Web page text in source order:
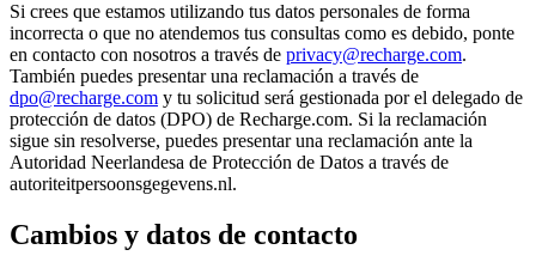
Si crees que estamos utilizando tus datos personales de forma
incorrecta o que no atendemos tus consultas como es debido, ponte
en contacto con nosotros a través de privacy@recharge.com.
También puedes presentar una reclamación a través de
dpo@recharge.com y tu solicitud será gestionada por el delegado de
protección de datos (DPO) de Recharge.com. Si la reclamación
sigue sin resolverse, puedes presentar una reclamación ante la
Autoridad Neerlandesa de Protección de Datos a través de
autoriteitpersoonsgegevens.nl.
Cambios y datos de contacto